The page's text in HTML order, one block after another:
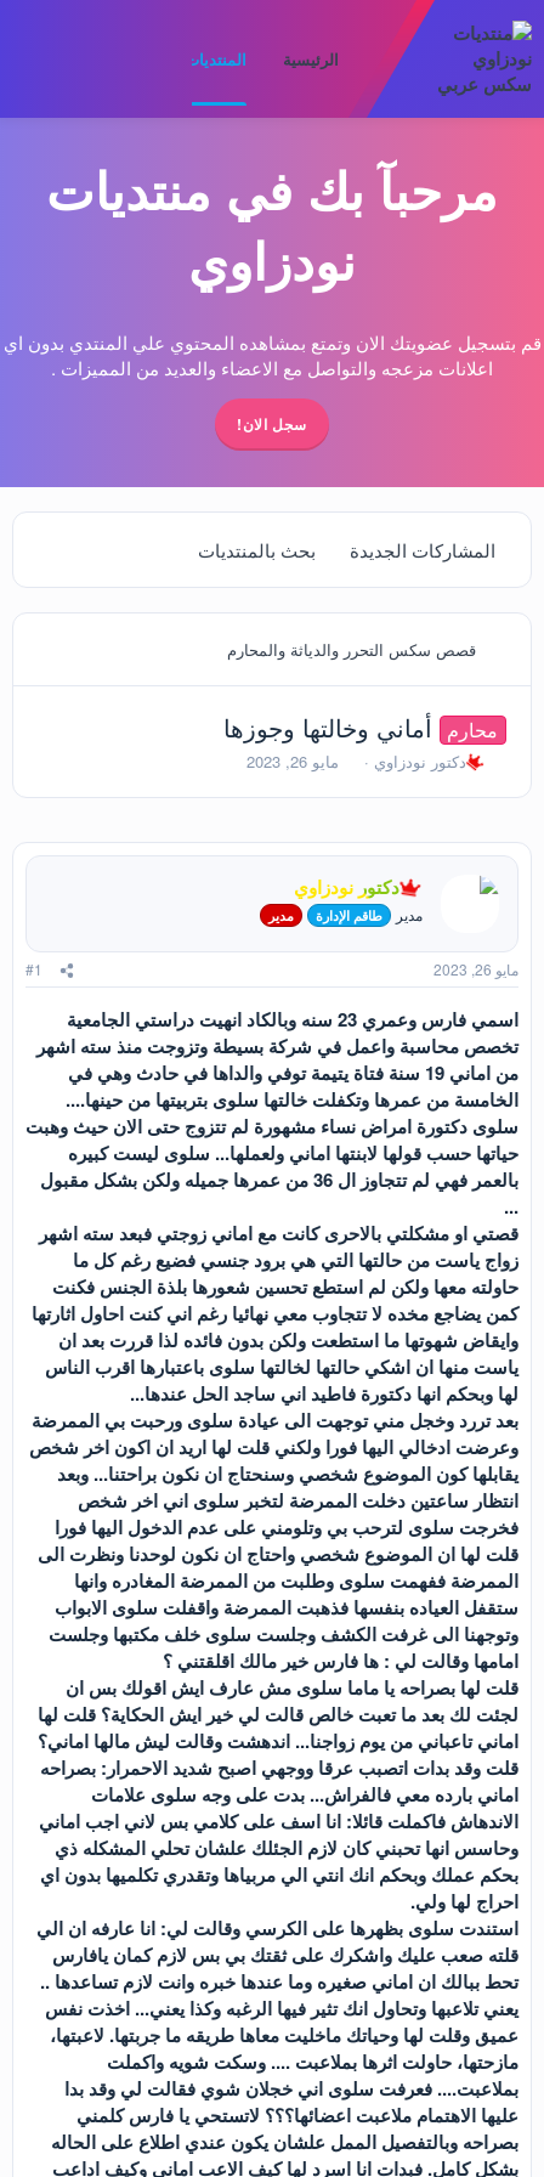
الرئيسية المنتديات
مرحبآ بك في منتديات
نودزاوي
قم بتسجيل عضويتك الان وتمتع بمشاهده المحتوي علي المنتدي بدون اي
اعلانات مزعجه والتواصل مع الاعضاء والعديد من المميزات .
سجل الان!
المشاركات الجديدة بحث بالمنتديات
قصص سكس التحرر والدياثة والمحارم
محارم أماني وخالتها وجوزها
ب
د
ا
م
و
ع
دكتور نودزاوي
ت
ر
خ
ل
ب
د
ء
مايو 26, 2023
دكتور نودزاوي
مدير طاقم الإدارة مدير
مايو 26, 2023 #1
اسمي فارس وعمري 23 سنه وبالكاد انهيت دراستي الجامعية
تخصص محاسبة واعمل في شركة بسيطة وتزوجت منذ سته اشهر
من اماني 19 سنة فتاة يتيمة توفي والداها في حادث وهي في
الخامسة من عمرها وتكفلت خالتها سلوى بتربيتها من حينها....
سلوى دكتورة امراض نساء مشهورة لم تتزوج حتى الان حيث وهبت
حياتها حسب قولها لابنتها اماني ولعملها... سلوى ليست كبيره
بالعمر فهي لم تتجاوز ال 36 من عمرها جميله ولكن بشكل مقبول
...
قصتي او مشكلتي بالاحرى كانت مع اماني زوجتي فبعد سته اشهر
زواج ياست من حالتها التي هي برود جنسي فضيع رغم كل ما
حاولته معها ولكن لم استطع تحسين شعورها بلذة الجنس فكنت
كمن يضاجع مخده لا تتجاوب معي نهائيا رغم اني كنت احاول اثارتها
وايقاض شهوتها ما استطعت ولكن بدون فائده لذا قررت بعد ان
ياست منها ان اشكي حالتها لخالتها سلوى باعتبارها اقرب الناس
لها وبحكم انها دكتورة فاطيد اني ساجد الحل عندها...
بعد تررد وخجل مني توجهت الى عيادة سلوى ورحبت بي الممرضة
وعرضت ادخالي اليها فورا ولكني قلت لها اريد ان اكون اخر شخص
يقابلها كون الموضوع شخصي وسنحتاج ان نكون براحتنا... وبعد
انتظار ساعتين دخلت الممرضة لتخبر سلوى اني اخر شخص
فخرجت سلوى لترحب بي وتلومني على عدم الدخول اليها فورا
قلت لها ان الموضوع شخصي واحتاج ان نكون لوحدنا ونظرت الى
الممرضة ففهمت سلوى وطلبت من الممرضة المغادره وانها
ستقفل العياده بنفسها فذهبت الممرضة واقفلت سلوى الابواب
وتوجهنا الى غرفت الكشف وجلست سلوى خلف مكتبها وجلست
امامها وقالت لي : ها فارس خير مالك اقلقتني ؟
قلت لها بصراحه يا ماما سلوى مش عارف ايش اقولك بس ان
لجئت لك بعد ما تعبت خالص قالت لي خير ايش الحكاية؟ قلت لها
اماني تاعباني من يوم زواجنا... اندهشت وقالت ليش مالها اماني؟
قلت وقد بدات اتصبب عرقا ووجهي اصبح شديد الاحمرار: بصراحه
اماني بارده معي فالفراش... بدت على وجه سلوى علامات
الاندهاش فاكملت قائلا: انا اسف على كلامي بس لاني اجب اماني
وحاسس انها تحبني كان لازم الجئلك علشان تحلي المشكله ذي
بحكم عملك وبحكم انك انتي الي مربياها وتقدري تكلميها بدون اي
احراج لها ولي.
استندت سلوى بظهرها على الكرسي وقالت لي: انا عارفه ان الي
قلته صعب عليك واشكرك على ثقتك بي بس لازم كمان يافارس
تحط ببالك ان اماني صغيره وما عندها خبره وانت لازم تساعدها ..
يعني تلاعبها وتحاول انك تثير فيها الرغبه وكذا يعني... اخذت نفس
عميق وقلت لها وحياتك ماخليت معاها طريقه ما جربتها. لاعبتها،
مازحتها، حاولت اثرها بملاعبت .... وسكت شويه واكملت
بملاعبت.... فعرفت سلوى اني خجلان شوي فقالت لي وقد بدا
عليها الاهتمام ملاعبت اعضائها؟؟؟ لاتستحي يا فارس كلمني
بصراحه وبالتفصيل الممل علشان يكون عندي اطلاع على الحاله
بشكل كامل. فبدات انا اسرد لها كيف الاعب اماني وكيف اداعب